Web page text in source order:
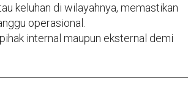
keluhan di wilayahnya, memastikan
operasional.
internal maupun eksternal demi